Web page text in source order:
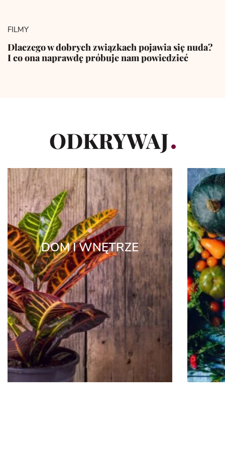
FILMY
Dlaczego w dobrych związkach pojawia się nuda?
I co ona naprawdę próbuje nam powiedzieć
ODKRYWAJ
DOM I WNĘTRZE